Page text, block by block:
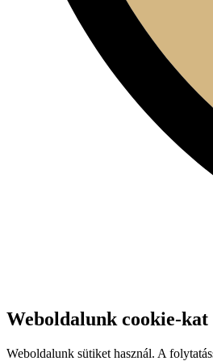
Weboldalunk cookie-kat
Weboldalunk sütiket használ. A